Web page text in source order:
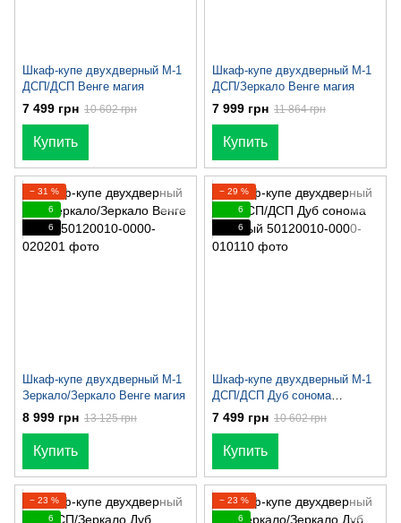
Шкаф-купе двухдверный М-1
ДСП/ДСП Венге магия
7 499 грн 10 602 грн
Купить
Шкаф-купе двухдверный М-1
ДСП/Зеркало Венге магия
7 999 грн 11 864 грн
Купить
− 31 %
6
6
Шкаф-купе двухдверный М-1
Зеркало/Зеркало Венге магия
8 999 грн 13 125 грн
Купить
− 29 %
6
6
Шкаф-купе двухдверный М-1
ДСП/ДСП Дуб сонома
Светлый
7 499 грн 10 602 грн
Купить
− 23 %
6
− 23 %
6